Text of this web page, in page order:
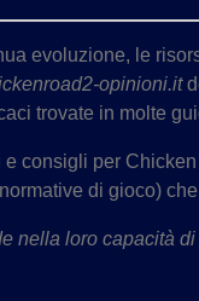
evoluzione, le
opinioni.it
trovate in molte
consigli per
di gioco)
nella loro capacità